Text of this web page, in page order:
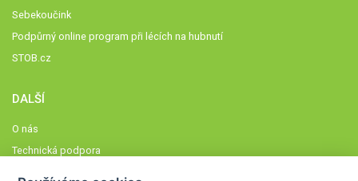
Sebekoučink
Podpůrný online program při lécích na hubnutí
STOB.cz
DALŠÍ
O nás
Technická podpora